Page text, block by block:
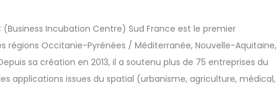
(Business Incubation Centre) Sud France est le premier
régions Occitanie-Pyrénées / Méditerranée, Nouvelle-Aquitaine,
sa création en 2013, il a soutenu plus de 75 entreprises du
applications issues du spatial (urbanisme, agriculture, médical,